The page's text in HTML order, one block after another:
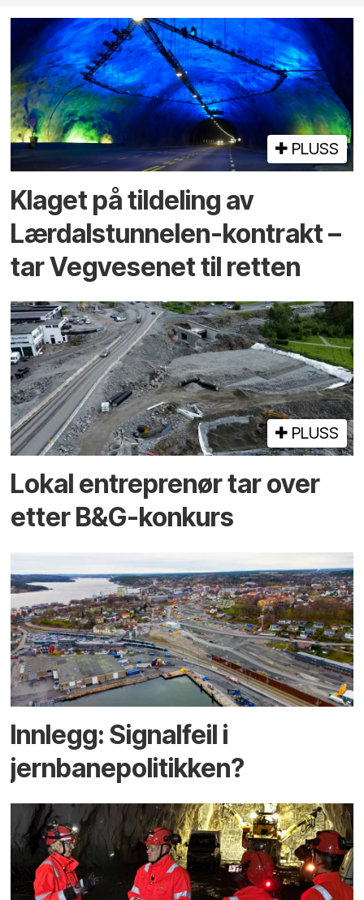
PLUSS
Klaget på tildeling av
Lærdalstunnelen-kontrakt –
tar Vegvesenet til retten
PLUSS
Lokal entreprenør tar over
etter B&G-konkurs
Innlegg: Signalfeil i
jernbanepolitikken?